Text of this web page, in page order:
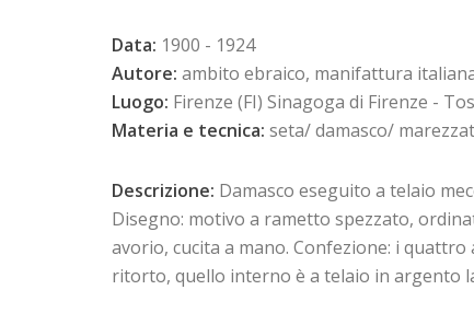
Data: 1900 - 1924
Autore: ambito ebraico, manifattura
Luogo: Firenze (FI) Sinagoga di Firenze -
Materia e tecnica: seta/ damasco/
Descrizione: Damasco eseguito a telaio
Disegno: motivo a rametto spezzato,
avorio, cucita a mano. Confezione: i
ritorto, quello interno è a telaio in argento